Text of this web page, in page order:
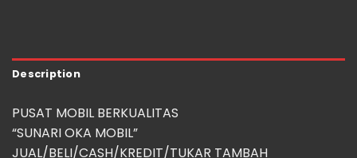
Description
PUSAT MOBIL BERKUALITAS
“SUNARI OKA MOBIL”
JUAL/BELI/CASH/KREDIT/TUKAR TAMBAH